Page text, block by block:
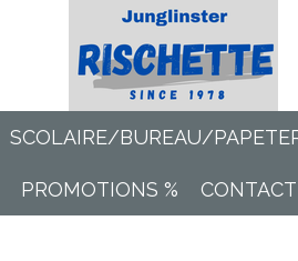
SCOLAIRE/BUREAU/
PROMOTIONS %